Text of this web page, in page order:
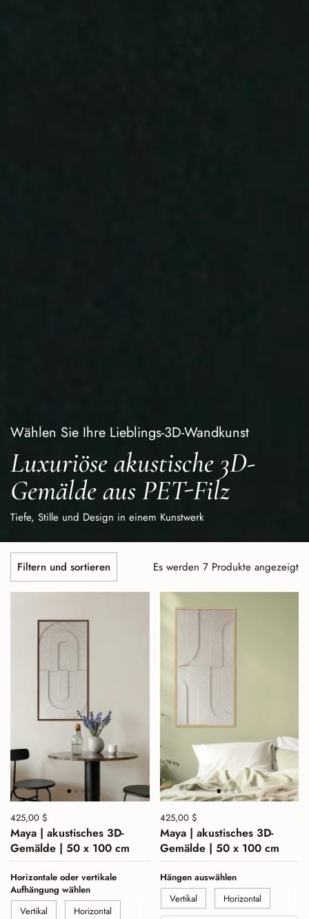
Wählen Sie Ihre Lieblings-3D-Wandkunst
Luxuriöse akustische 3D-
Gemälde aus PET-Filz
Tiefe, Stille und Design in einem Kunstwerk
Filtern und sortieren Es werden 7 Produkte angezeigt
Preis:
425,00 $
Maya | akustisches 3D-
Gemälde | 50 x 100 cm
Horizontale oder vertikale
Aufhängung wählen
Vertikal
Horizontal
Preis:
425,00 $
Maya | akustisches 3D-
Gemälde | 50 x 100 cm
Hängen auswählen
Vertikal
Horizontal